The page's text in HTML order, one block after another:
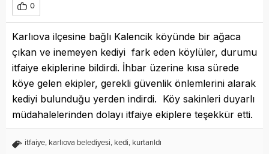
0
Karlıova ilçesine bağlı Kalencik köyünde bir ağaca
çıkan ve inemeyen kediyi fark eden köylüler, durumu
itfaiye ekiplerine bildirdi. İhbar üzerine kısa sürede
köye gelen ekipler, gerekli güvenlik önlemlerini alarak
kediyi bulunduğu yerden indirdi. Köy sakinleri duyarlı
müdahalelerinden dolayı itfaiye ekiplere teşekkür etti.
itfaiye, karlıova belediyesi, kedi, kurtarıldı